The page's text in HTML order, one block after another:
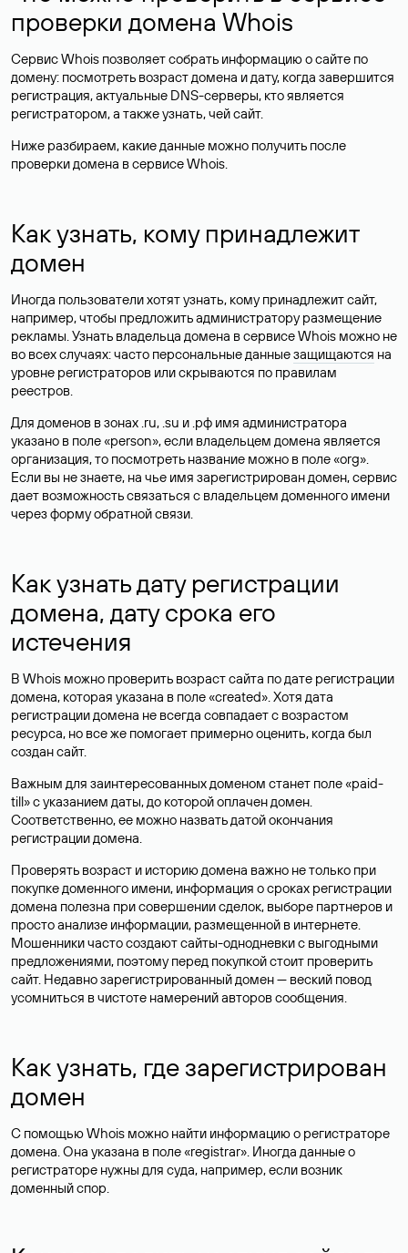
проверки домена Whois
Сервис Whois позволяет собрать информацию о сайте по
домену: посмотреть возраст домена и дату, когда завершится
регистрация, актуальные DNS-серверы, кто является
регистратором, а также узнать, чей сайт.
Ниже разбираем, какие данные можно получить после
проверки домена в сервисе Whois.
Как узнать, кому принадлежит
домен
Иногда пользователи хотят узнать, кому принадлежит сайт,
например, чтобы предложить администратору размещение
рекламы. Узнать владельца домена в сервисе Whois можно не
во всех случаях: часто персональные данныезащищаются на
уровне регистраторов или скрываются по правилам
реестров.
Для доменов в зонах .ru, .su и .рф имя администратора
указано в поле «person», если владельцем домена является
организация, то посмотреть название можно в поле «org».
Если вы не знаете, на чье имя зарегистрирован домен, сервис
дает возможность связаться с владельцем доменного имени
через форму обратной связи.
Как узнать дату регистрации
домена, дату срока его
истечения
В Whois можно проверить возраст сайта по дате регистрации
домена, которая указана в поле «created». Хотя дата
регистрации домена не всегда совпадает с возрастом
ресурса, но все же помогает примерно оценить, когда был
создан сайт.
Важным для заинтересованных доменом станет поле «paid-
till» с указанием даты, до которой оплачен домен.
Соответственно, ее можно назвать датой окончания
регистрации домена.
Проверять возраст и историю домена важно не только при
покупке доменного имени, информация о сроках регистрации
домена полезна при совершении сделок, выборе партнеров и
просто анализе информации, размещенной в интернете.
Мошенники часто создают сайты-однодневки с выгодными
предложениями, поэтому перед покупкой стоит проверить
сайт. Недавно зарегистрированный домен — веский повод
усомниться в чистоте намерений авторов сообщения.
Как узнать, где зарегистрирован
домен
С помощью Whois можно найти информацию о регистраторе
домена. Она указана в поле «registrar». Иногда данные о
регистраторе нужны для суда, например, если возник
доменный спор.